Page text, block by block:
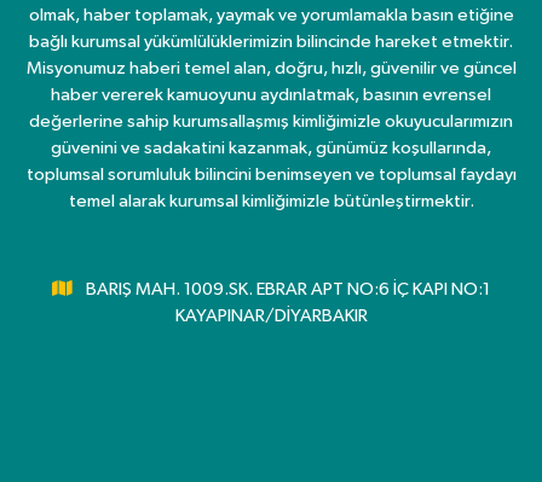
olmak, haber toplamak, yaymak ve yorumlamakla basın etiğine
bağlı kurumsal yükümlülüklerimizin bilincinde hareket etmektir.
Misyonumuz haberi temel alan, doğru, hızlı, güvenilir ve güncel
haber vererek kamuoyunu aydınlatmak, basının evrensel
değerlerine sahip kurumsallaşmış kimliğimizle okuyucularımızın
güvenini ve sadakatini kazanmak, günümüz koşullarında,
toplumsal sorumluluk bilincini benimseyen ve toplumsal faydayı
temel alarak kurumsal kimliğimizle bütünleştirmektir.
BARIŞ MAH. 1009.SK. EBRAR APT NO:6 İÇ KAPI NO:1
KAYAPINAR/DİYARBAKIR